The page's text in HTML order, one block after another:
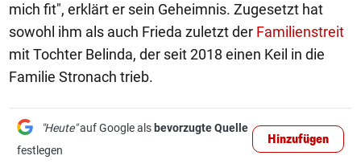
mich fit", erklärt er sein Geheimnis. Zugesetzt hat
sowohl ihm als auch Frieda zuletzt der Familienstreit
mit Tochter Belinda, der seit 2018 einen Keil in die
Familie Stronach trieb.
"Heute"auf Google als bevorzugte Quelle
festlegen
Hinzufügen